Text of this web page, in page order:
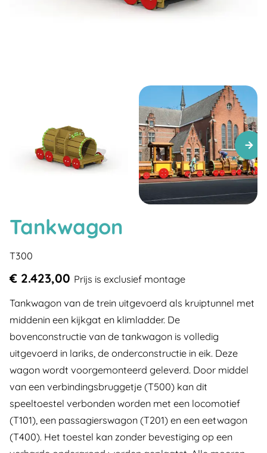
Tankwagon
T300
€ 2.423,00 Prijs is exclusief montage
Tankwagon van de trein uitgevoerd als kruiptunnel met
middenin een kijkgat en klimladder. De
bovenconstructie van de tankwagon is volledig
uitgevoerd in lariks, de onderconstructie in eik. Deze
wagon wordt voorgemonteerd geleverd. Door middel
van een verbindingsbruggetje (T500) kan dit
speeltoestel verbonden worden met een locomotief
(T101), een passagierswagon (T201) en een eetwagon
(T400). Het toestel kan zonder bevestiging op een